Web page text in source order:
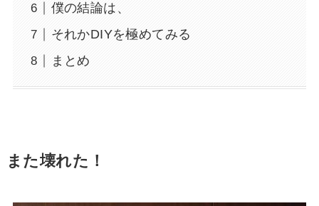
僕の結論は、
それかDIYを極めてみる
まとめ
また壊れた！